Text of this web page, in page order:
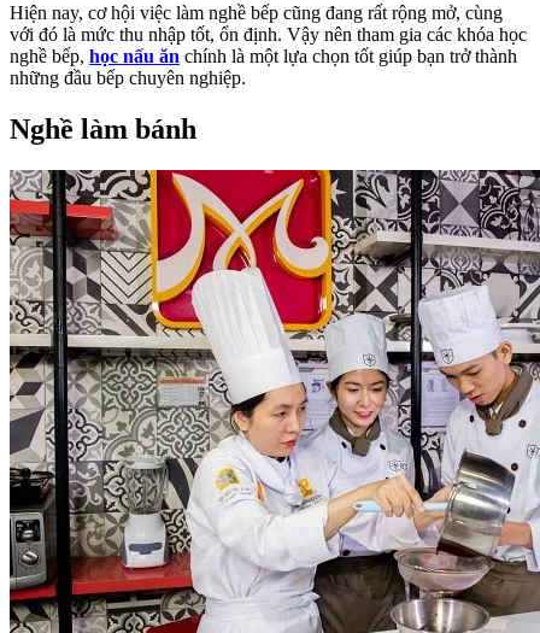
Hiện nay, cơ hội việc làm nghề bếp cũng đang rất rộng mở, cùng
với đó là mức thu nhập tốt, ổn định. Vậy nên tham gia các khóa học
nghề bếp, học nấu ăn chính là một lựa chọn tốt giúp bạn trở thành
những đầu bếp chuyên nghiệp.
Nghề làm bánh